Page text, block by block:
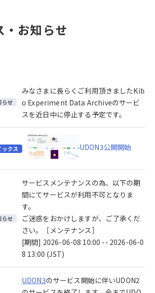
・お知らせ
らせ
みなさまに長らくご利用頂きましたKib
o Experiment Data Archiveのサービ
スを近日中に停止する予定です。
ックス UDON3公開開始
らせ
サービスメンテナンスの為、以下の期
間にてサービスが利用不可となりま
す。
ご迷惑をおかけしますが、ご了承くだ
さい。［メンテナンス］
[期間] 2026-06-08 10:00 -- 2026-06-0
8 13:00 (JST)
UDON3のサービス開始に伴いUDON2